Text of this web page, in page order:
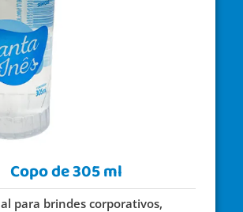
Copo de 305 ml
para brindes corporativos,